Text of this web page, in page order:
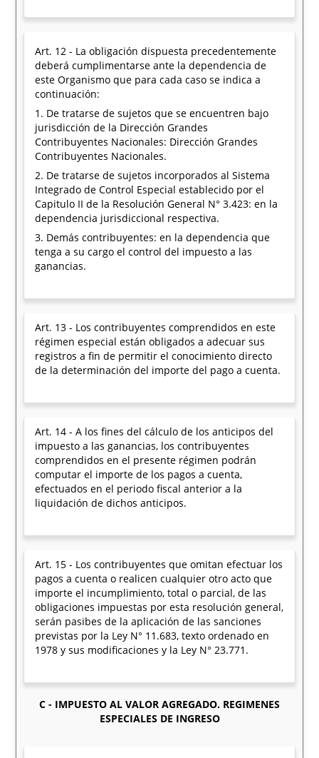
Art. 12 - La obligación dispuesta precedentemente
deberá cumplimentarse ante la dependencia de
este Organismo que para cada caso se indica a
continuación:
1. De tratarse de sujetos que se encuentren bajo
jurisdicción de la Dirección Grandes
Contribuyentes Nacionales: Dirección Grandes
Contribuyentes Nacionales.
2. De tratarse de sujetos incorporados al Sistema
Integrado de Control Especial establecido por el
Capitulo II de la Resolución General N° 3.423: en la
dependencia jurisdiccional respectiva.
3. Demás contribuyentes: en la dependencia que
tenga a su cargo el control del impuesto a las
ganancias.
Art. 13 - Los contribuyentes comprendidos en este
régimen especial están obligados a adecuar sus
registros a fin de permitir el conocimiento directo
de la determinación del importe del pago a cuenta.
Art. 14 - A los fines del cálculo de los anticipos del
impuesto a las ganancias, los contribuyentes
comprendidos en el presente régimen podrán
computar el importe de los pagos a cuenta,
efectuados en el periodo fiscal anterior a la
liquidación de dichos anticipos.
Art. 15 - Los contribuyentes que omitan efectuar los
pagos a cuenta o realicen cualquier otro acto que
importe el incumplimiento, total o parcial, de las
obligaciones impuestas por esta resolución general,
serán pasibes de la aplicación de las sanciones
previstas por la Ley N° 11.683, texto ordenado en
1978 y sus modificaciones y la Ley N° 23.771.
C - IMPUESTO AL VALOR AGREGADO. REGIMENES
ESPECIALES DE INGRESO